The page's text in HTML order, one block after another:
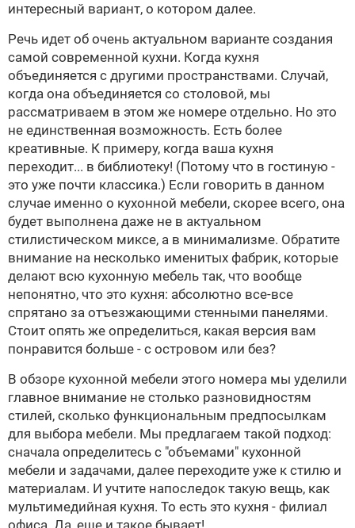
интересный вариант, о котором далее.
Речь идет об очень актуальном варианте создания
самой современной кухни. Когда кухня
объединяется с другими пространствами. Случай,
когда она объединяется со столовой, мы
рассматриваем в этом же номере отдельно. Но это
не единственная возможность. Есть более
креативные. К примеру, когда ваша кухня
переходит... в библиотеку! (Потому что в гостиную -
это уже почти классика.) Если говорить в данном
случае именно о кухонной мебели, скорее всего, она
будет выполнена даже не в актуальном
стилистическом миксе, а в минимализме. Обратите
внимание на несколько именитых фабрик, которые
делают всю кухонную мебель так, что вообще
непонятно, что это кухня: абсолютно все-все
спрятано за отъезжающими стенными панелями.
Стоит опять же определиться, какая версия вам
понравится больше - с островом или без?
В обзоре кухонной мебели этого номера мы уделили
главное внимание не столько разновидностям
стилей, сколько функциональным предпосылкам
для выбора мебели. Мы предлагаем такой подход:
сначала определитесь с "объемами" кухонной
мебели и задачами, далее переходите уже к стилю и
материалам. И учтите напоследок такую вещь, как
мультимедийная кухня. То есть это кухня - филиал
офиса. Да, еще и такое бывает!